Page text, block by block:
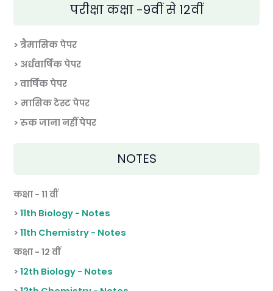
परीक्षा कक्षा -9वीं से 12वीं
> त्रैमासिक पेपर
> अर्धवार्षिक पेपर
> वार्षिक पेपर
> मासिक टेस्ट पेपर
> रुक जाना नहीं पेपर
NOTES
कक्षा - 11 वीं
>11th Biology - Notes
>11th Chemistry - Notes
कक्षा - 12 वीं
>12th Biology - Notes